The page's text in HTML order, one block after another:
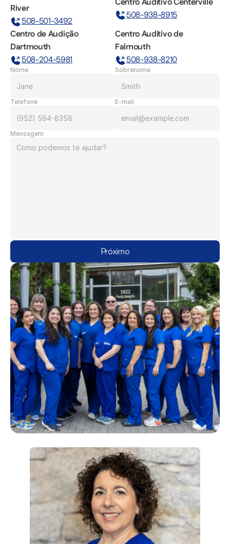
River
508-501-3492
508-938-8915
Centro de Audição
Dartmouth
508-204-5981
Centro Auditivo de
Falmouth
508-938-8210
Nome Sobrenome
Telefone E-mail
Mensagem
Próximo